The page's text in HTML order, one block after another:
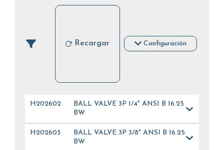
Recargar Configuración
H202602
BALL VALVE 3P 1/4" ANSI B 16.25
BW
H202603
BALL VALVE 3P 3/8" ANSI B 16.25
BW